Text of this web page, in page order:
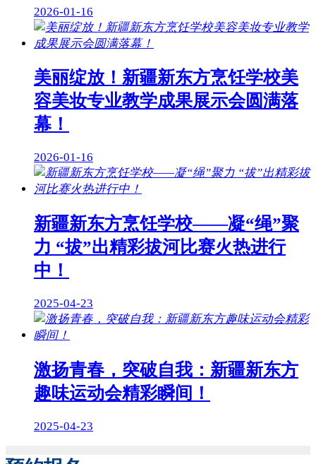
2026-01-16
美丽绽放！新疆新东方烹饪学校美
容美妆专业教学成果展示会圆满落
幕！
2026-01-16
新疆新东方烹饪学校——凝“绳”聚
力 “拔”出精彩拔河比赛火热进行
中！
2025-04-23
激扬青春，突破自我：新疆新东方
趣味运动会精彩瞬间！
2025-04-23